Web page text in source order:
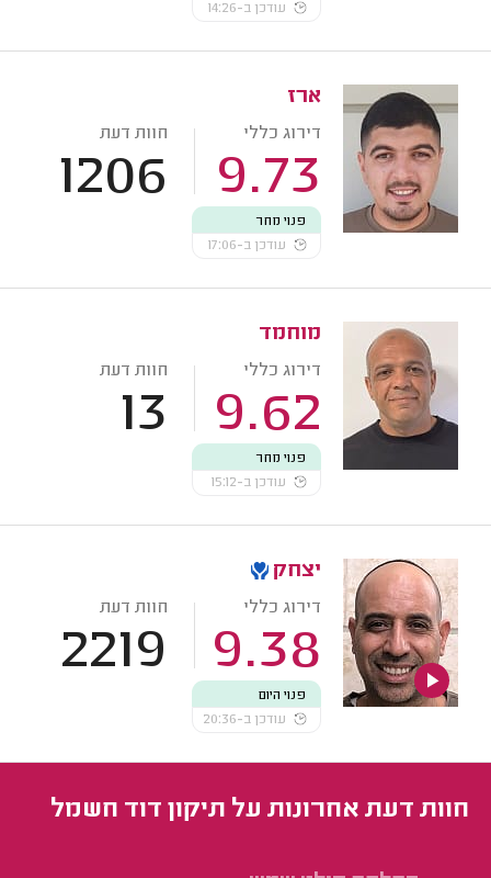
עודכן ב-14:26
ארז
דירוג כללי
9.73
חוות דעת
1206
פנוי מחר
עודכן ב-17:06
מוחמד
דירוג כללי
9.62
חוות דעת
13
פנוי מחר
עודכן ב-15:12
יצחק
דירוג כללי
9.38
חוות דעת
2219
פנוי היום
עודכן ב-20:36
חוות דעת אחרונות על תיקון דוד חשמל